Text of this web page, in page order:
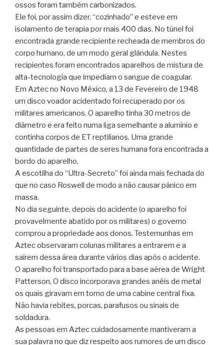
ossos foram também carbonizados.
Ele foi, por assim dizer, “cozinhado” e esteve em
isolamento de terapia por mais 400 dias. No túnel foi
encontrada grande recipiente recheada de membros do
corpo humano, de um modo geral glândula. Nestes
recipientes foram encontrados aparelhos de mistura de
alta-tecnologia que impediam o sangue de coagular.
Em Aztec no Novo México, a 13 de Fevereiro de 1948
um disco voador acidentado foi recuperado por os
militares americanos. O aparelho tinha 30 metros de
diâmetro e era feito numa liga semelhante a alumínio e
continha corpos de ET reptilianos. Uma grande
quantidade de partes de seres humana fora encontrada a
bordo do aparelho.
A escotilha do “Ultra-Secreto” foi ainda mais fechada do
que no caso Roswell de modo a não causar pânico em
massa.
No dia seguinte, depois do acidente (o aparelho foi
provavelmente abatido por os militares) o governo
comprou a propriedade aos donos. Testemunhas em
Aztec observaram colunas militares a entrarem e a
saírem dessa área durante vários dias após o acidente.
O aparelho foi transportado para a base aérea de Wright
Patterson, O disco incorporava grandes anéis de metal
os quais giravam em torno de uma cabine central fixa.
Não havia rebites, porcas, parafusos ou sinais de
soldadura.
As pessoas em Aztec cuidadosamente mantiveram a
sua palavra no que diz respeito aos rumores de um disco